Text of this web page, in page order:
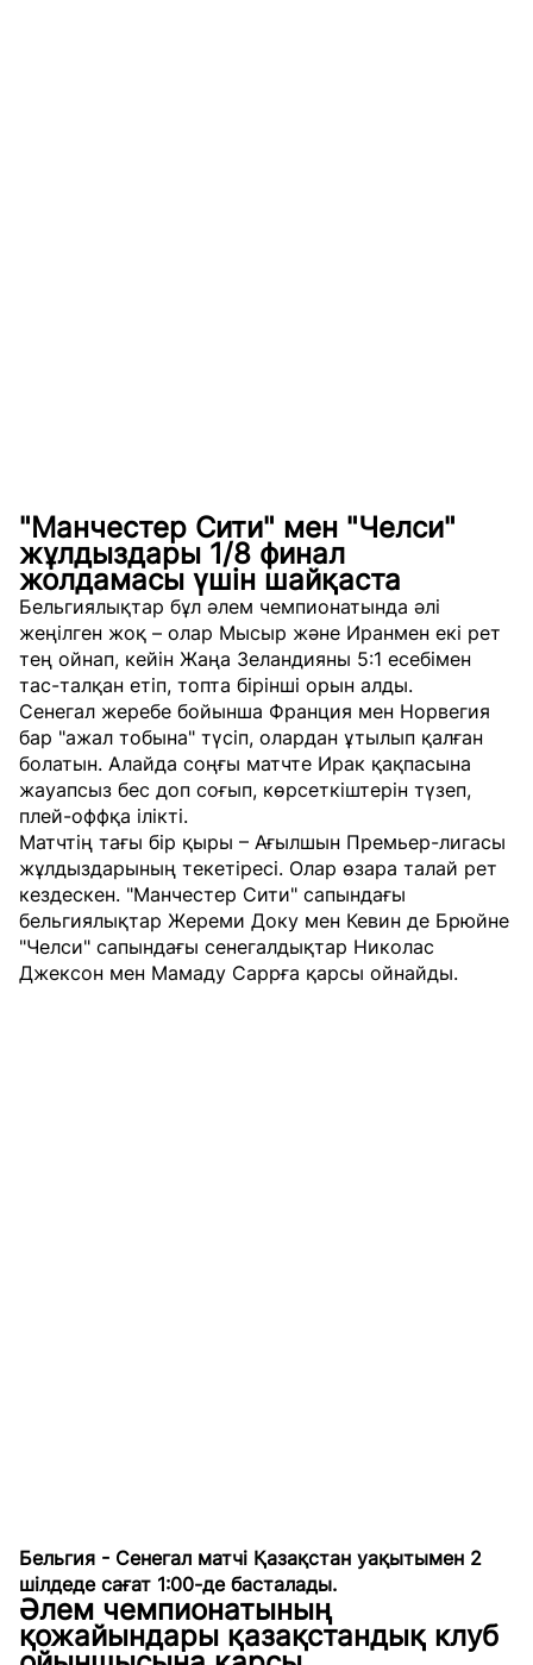
"Манчестер Сити" мен "Челси"
жұлдыздары 1/8 финал
жолдамасы үшін шайқаста
Бельгиялықтар бұл әлем чемпионатында әлі
жеңілген жоқ – олар Мысыр және Иранмен екі рет
тең ойнап, кейін Жаңа Зеландияны 5:1 есебімен
тас-талқан етіп, топта бірінші орын алды.
Сенегал жеребе бойынша Франция мен Норвегия
бар "ажал тобына" түсіп, олардан ұтылып қалған
болатын. Алайда соңғы матчте Ирак қақпасына
жауапсыз бес доп соғып, көрсеткіштерін түзеп,
плей-оффқа ілікті.
Матчтің тағы бір қыры – Ағылшын Премьер-лигасы
жұлдыздарының текетіресі. Олар өзара талай рет
кездескен. "Манчестер Сити" сапындағы
бельгиялықтар Жереми Доку мен Кевин де Брюйне
"Челси" сапындағы сенегалдықтар Николас
Джексон мен Мамаду Саррға қарсы ойнайды.
Бельгия - Сенегал матчі Қазақстан уақытымен 2
шілдеде сағат 1:00-де басталады.
Әлем чемпионатының
қожайындары қазақстандық клуб